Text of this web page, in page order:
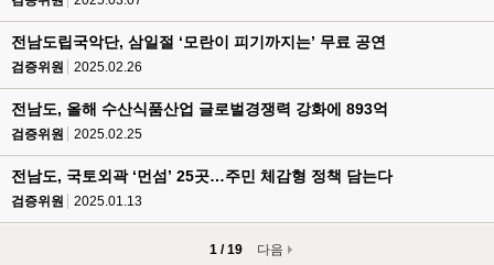
전남도립국악단, 삼일절 ‘모란이 피기까지는’ 무료 공연
검증위원 2025.02.26
전남도, 올해 수산식품산업 글로벌경쟁력 강화에 893억
검증위원 2025.02.25
전남도, 국토외곽 ‘먼섬’ 25곳…주민 체감형 정책 담는다
검증위원 2025.01.13
1 / 19 다음